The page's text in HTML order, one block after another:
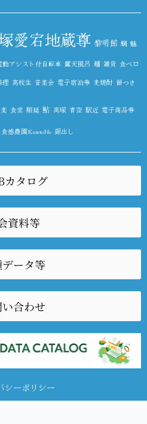
愛宕地蔵尊 黎明館 鯛 魅
動アシスト付自転車 露天風呂 麺 雑貨 食べロ
理 高校生 音楽会 電子宿泊券 麦焼酎 餅つき
食堂 順延 鮎 高塚 青空 駅近 電子商品券
食感農園KazetoNe 顔出し
カタログ
資料等
ータ等
合わせ
シーポリシー